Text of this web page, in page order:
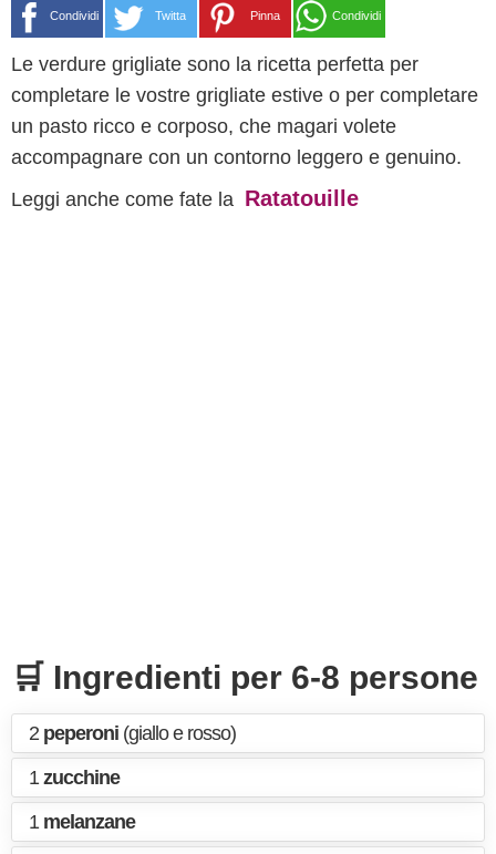
Condividi Twitta Pinna Condividi
Le verdure grigliate sono la ricetta perfetta per
completare le vostre grigliate estive o per completare
un pasto ricco e corposo, che magari volete
accompagnare con un contorno leggero e genuino.
Leggi anche come fate la Ratatouille
🛒 Ingredienti per 6-8 persone
2 peperoni (giallo e rosso)
1zucchine
1 melanzane